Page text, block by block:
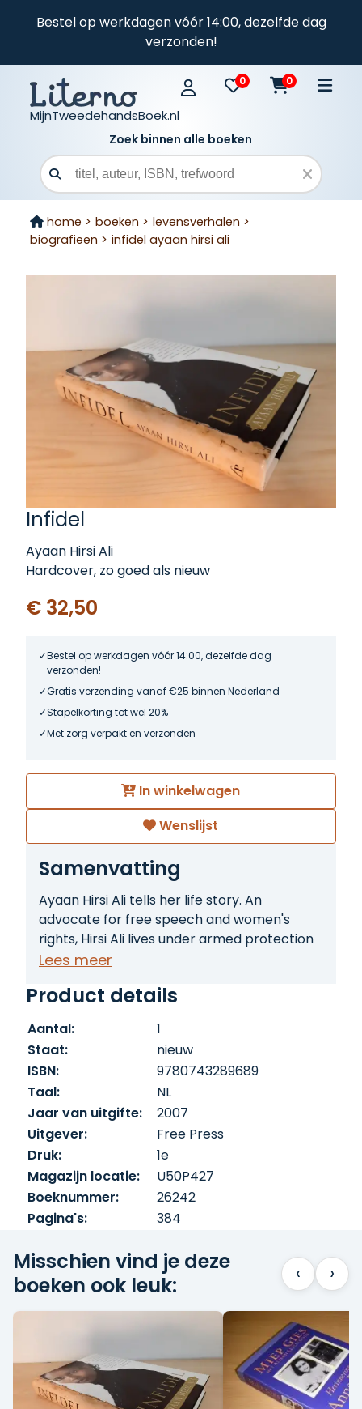
Bestel op werkdagen vóór 14:00, dezelfde dag
verzonden!
MijnTweedehandsBoek.nl
0 0
Zoek binnen alle boeken
Zoekveld
home > boeken > levensverhalen >
biografieen > infidel ayaan hirsi ali
Infidel
Ayaan Hirsi Ali
Hardcover, zo goed als nieuw
€ 32,50
Bestel op werkdagen vóór 14:00, dezelfde dag
verzonden!
Gratis verzending vanaf €25 binnen Nederland
Stapelkorting tot wel 20%
Met zorg verpakt en verzonden
In winkelwagen
Wenslijst
Samenvatting
Ayaan Hirsi Ali tells her life story. An
advocate for free speech and women's
rights, Hirsi Ali lives under armed protection
because of her outspoken criticism of the
Lees meer
Product details
Aantal:
1
Staat:
nieuw
ISBN:
9780743289689
Taal:
NL
Jaar van uitgifte:
2007
Uitgever:
Free Press
Druk:
1e
Magazijn locatie:
U50P427
Boeknummer:
26242
Pagina's:
384
Misschien vind je deze
boeken ook leuk:
‹ ›